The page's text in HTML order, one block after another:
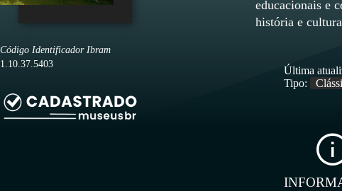
Código Identificador Ibram
1.10.37.5403
educacionais e
história e
Última
Tipo: